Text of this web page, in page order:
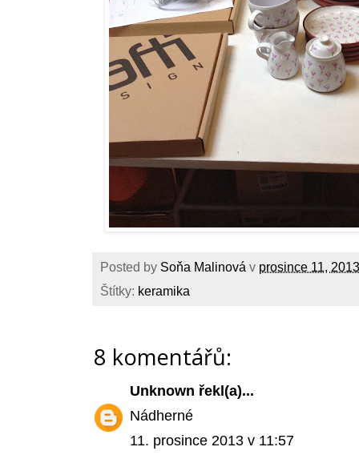
Posted by Soňa Malinová v prosince 11, 2013
Štítky: keramika
8 komentářů:
Unknown řekl(a)...
Nádherné
11. prosince 2013 v 11:57